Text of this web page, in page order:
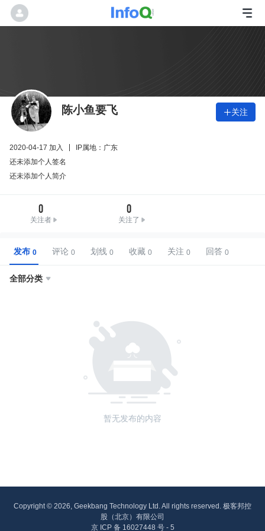
陈小鱼要飞 关注
2020-04-17 加入
IP属地：广东
还未添加个人签名
还未添加个人简介
0
关注者
0
关注了
发布 评论 划线 收藏 关注 回答
全部分类 
暂无发布的内容
Copyright © 2026, Geekbang Technology Ltd. All rights reserved. 极客邦控
股（北京）有限公司
京 ICP 备 16027448 号 - 5